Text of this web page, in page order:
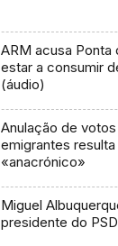
ARM acusa Ponta
estar a consumir
(áudio)
Anulação de
emigrantes
«anacrónico»
Miguel
presidente do